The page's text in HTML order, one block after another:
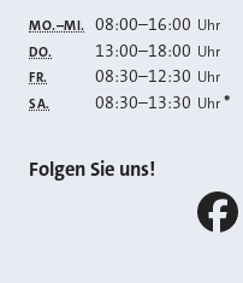
MO.–MI. 08:00–16:00 Uhr
DO. 13:00–18:00 Uhr
FR. 08:30–12:30 Uhr
SA. 08:30–13:30 Uhr *
Folgen Sie uns!